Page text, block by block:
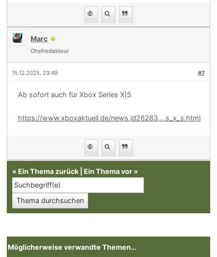
Marc
Chefredakteur
#7
15.12.2025, 23:49
Ab sofort auch für Xbox Series X|S
https://www.xboxaktuell.de/news,id26283,...s_x_s.html
« Ein Thema zurück Ein Thema vor »
Möglicherweise verwandte Themen…